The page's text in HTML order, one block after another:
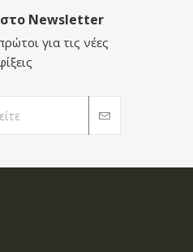
στο Newsletter
για τις νέες